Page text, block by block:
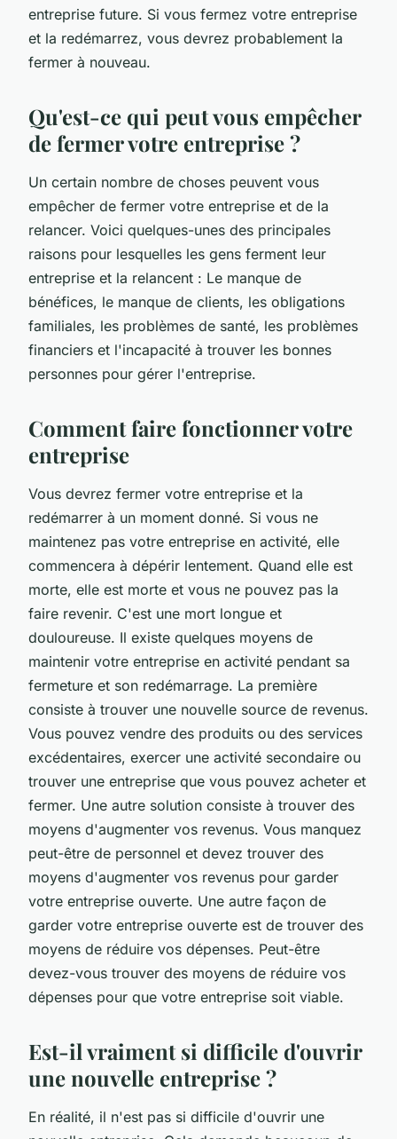
entreprise future. Si vous fermez votre entreprise
et la redémarrez, vous devrez probablement la
fermer à nouveau.
Qu'est-ce qui peut vous empêcher
de fermer votre entreprise ?
Un certain nombre de choses peuvent vous
empêcher de fermer votre entreprise et de la
relancer. Voici quelques-unes des principales
raisons pour lesquelles les gens ferment leur
entreprise et la relancent : Le manque de
bénéfices, le manque de clients, les obligations
familiales, les problèmes de santé, les problèmes
financiers et l'incapacité à trouver les bonnes
personnes pour gérer l'entreprise.
Comment faire fonctionner votre
entreprise
Vous devrez fermer votre entreprise et la
redémarrer à un moment donné. Si vous ne
maintenez pas votre entreprise en activité, elle
commencera à dépérir lentement. Quand elle est
morte, elle est morte et vous ne pouvez pas la
faire revenir. C'est une mort longue et
douloureuse. Il existe quelques moyens de
maintenir votre entreprise en activité pendant sa
fermeture et son redémarrage. La première
consiste à trouver une nouvelle source de revenus.
Vous pouvez vendre des produits ou des services
excédentaires, exercer une activité secondaire ou
trouver une entreprise que vous pouvez acheter et
fermer. Une autre solution consiste à trouver des
moyens d'augmenter vos revenus. Vous manquez
peut-être de personnel et devez trouver des
moyens d'augmenter vos revenus pour garder
votre entreprise ouverte. Une autre façon de
garder votre entreprise ouverte est de trouver des
moyens de réduire vos dépenses. Peut-être
devez-vous trouver des moyens de réduire vos
dépenses pour que votre entreprise soit viable.
Est-il vraiment si difficile d'ouvrir
une nouvelle entreprise ?
En réalité, il n'est pas si difficile d'ouvrir une